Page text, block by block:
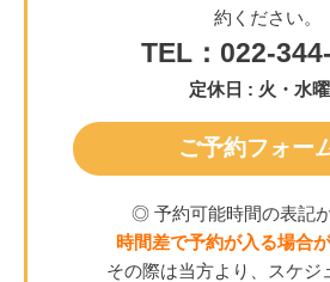
約ください。
TEL：022-
定休日 : 火・水
ご予約フォー
◎ 予約可能時間の表記
時間差で予約が入る場合が
その際は当方より、スケジ